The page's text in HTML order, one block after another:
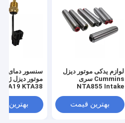
لوازم یدکی موتور دیزل
Cummins سری
NTA855 Intake
3006456بهترین قیمت
سنسور دمای
موتور دیزل
بهترین